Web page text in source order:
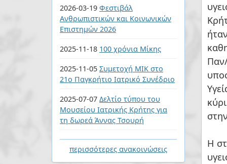
2026-03-19 Φεστιβάλ
Ανθρωπιστικών και Κοινωνικών
Επιστημών 2026
2025-11-18 100 χρόνια Μίκης
2025-11-05 Συμετοχή ΜΙΚ στο
21ο Παγκρήτιο Ιατρικό Συνέδριο
2025-07-07 Δελτίο τύπου του
Μουσείου Ιατρικής Κρήτης για
τη δωρεά Άννας Τσουρή
περισσότερες ανακοινώσεις
Παν/
Η